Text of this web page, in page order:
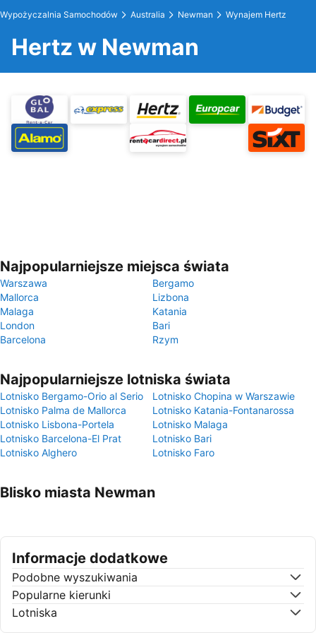
Wypożyczalnia Samochodów Australia Newman Wynajem Hertz
Hertz w Newman
Najpopularniejsze miejsca świata
Warszawa
Bergamo
Mallorca
Lizbona
Malaga
Katania
London
Bari
Barcelona
Rzym
Najpopularniejsze lotniska świata
Lotnisko Bergamo-Orio al Serio
Lotnisko Chopina w Warszawie
Lotnisko Palma de Mallorca
Lotnisko Katania-Fontanarossa
Lotnisko Lisbona-Portela
Lotnisko Malaga
Lotnisko Barcelona-El Prat
Lotnisko Bari
Lotnisko Alghero
Lotnisko Faro
Blisko miasta Newman
Informacje dodatkowe
Podobne wyszukiwania
Popularne kierunki
Lotniska